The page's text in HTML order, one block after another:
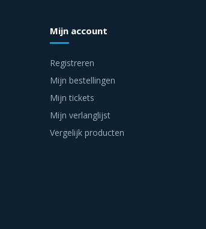
Mijn account
Registreren
Mijn bestellingen
Mijn tickets
Mijn verlanglijst
Vergelijk producten